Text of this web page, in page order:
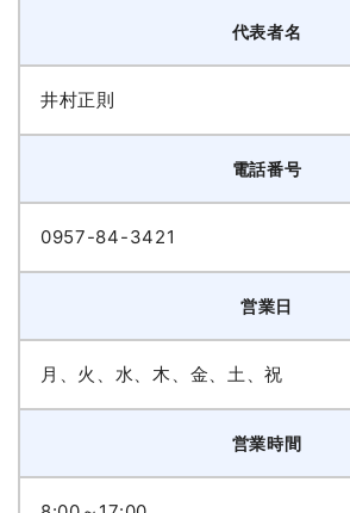
代表者名
井村正則
電話番号
0957-84-3421
営業日
月、火、水、木、金、土、祝
営業時間